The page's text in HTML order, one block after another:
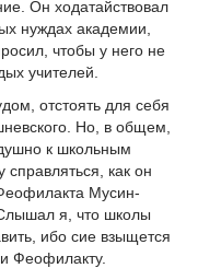
Он ходатайствовал
нуждах академии,
чтобы у него не
учителей.
отстоять для себя
Но, в общем,
к школьным
как он
Мусин-
я, что школы
ибо сие взыщется
Феофилакту.